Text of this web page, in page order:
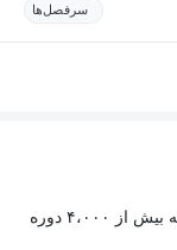
سرفصل‌ها
با خرید اشتراک مکتب‌پلاس، علاوه بر این دوره، به بیش از ۴،۰۰۰ دوره